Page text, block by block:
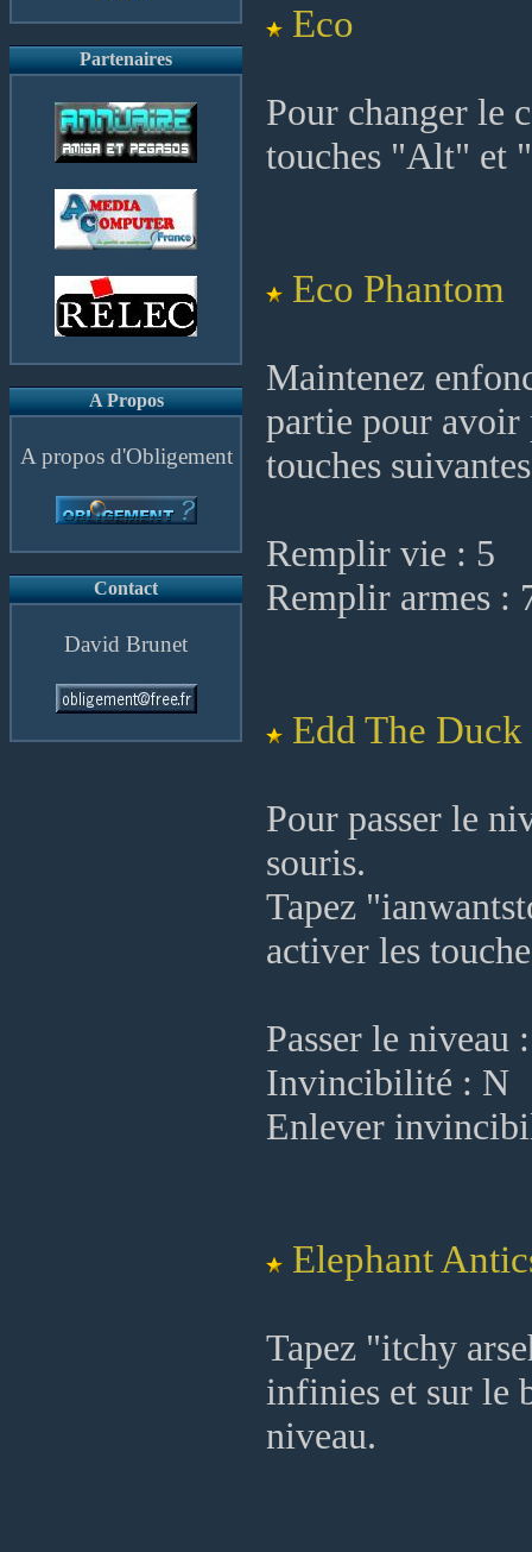
Partenaires
A Propos
A propos d'Obligement
Contact
David Brunet
Eco
Pour changer le
touches "Alt" et
Eco Phantom
Maintenez
partie pour avoir
touches
Remplir vie : 5
Remplir armes :
Edd The Duck
Pour passer le
souris.
Tapez
activer les
Passer le niveau
Invincibilité : N
Enlever
Elephant
Tapez "itchy
infinies et sur le
niveau.